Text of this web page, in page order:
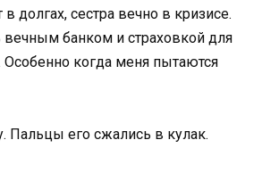
долгах, сестра вечно в кризисе.
вечным банком и страховкой для
Особенно когда меня пытаются
Пальцы его сжались в кулак.